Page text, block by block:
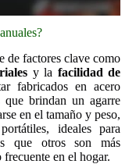
de factores clave como
y la facilidad de
fabricados en acero
que brindan un agarre
en el tamaño y peso,
ideales para
que otros son más
frecuente en el hogar.